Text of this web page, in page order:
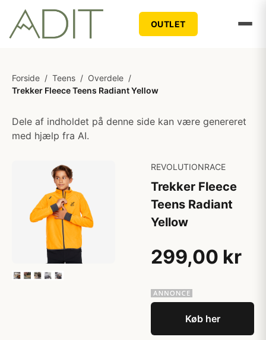
OUTLET
Forside / Teens / Overdele /
Trekker Fleece Teens Radiant Yellow
Dele af indholdet på denne side kan være genereret
med hjælp fra AI.
REVOLUTIONRACE
Trekker Fleece
Teens Radiant
Yellow
299,00 kr
Køb her